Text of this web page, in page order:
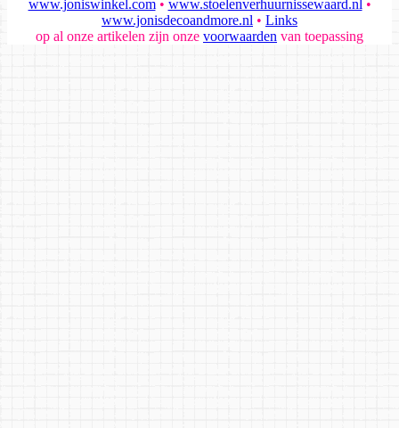
www.joniswinkel.com• www.stoelenverhuurnissewaard.nl •
www.jonisdecoandmore.nl • Links
op al onze artikelen zijn onze voorwaarden van toepassing